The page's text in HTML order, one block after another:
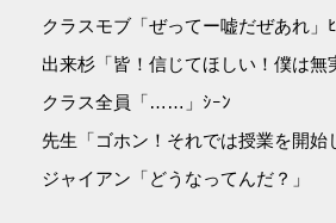
クラスモブ「ぜってー嘘だぜあれ」
出来杉「皆！信じてほしい！僕は無
クラス全員「……」ｼｰﾝ
先生「ゴホン！それでは授業を開始
ジャイアン「どうなってんだ？」